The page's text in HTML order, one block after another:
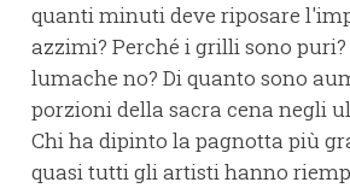
quanti minuti deve riposare
azzimi? Perché i grilli sono puri?
lumache no? Di quanto sono
porzioni della sacra cena negli
Chi ha dipinto la pagnotta più
quasi tutti gli artisti hanno